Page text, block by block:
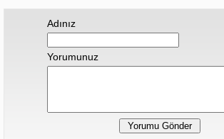
Adınız
Yorumunuz